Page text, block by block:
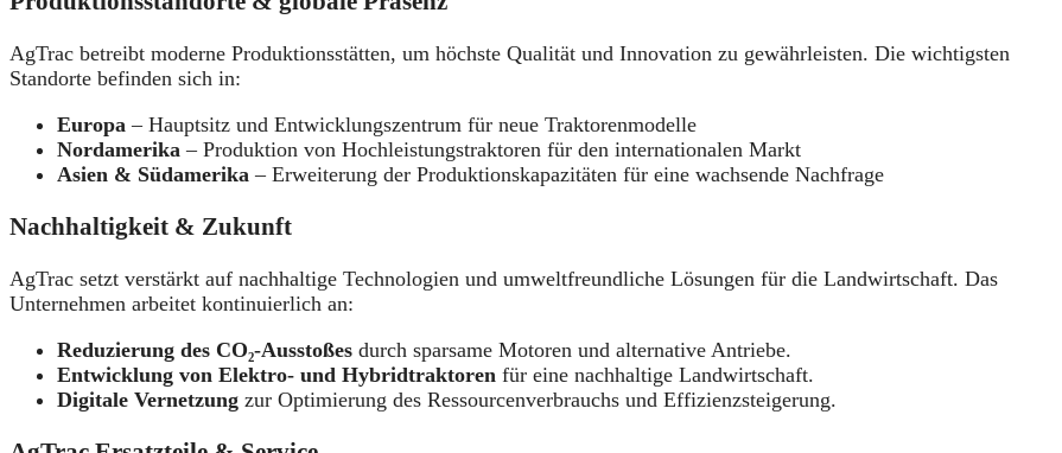
AgTrac betreibt moderne Produktionsstätten, um höchste Qualität und Innovation zu gewährleisten. Die wichtigsten
Standorte befinden sich in:
Europa – Hauptsitz und Entwicklungszentrum für neue Traktorenmodelle
Nordamerika – Produktion von Hochleistungstraktoren für den internationalen Markt
Asien & Südamerika – Erweiterung der Produktionskapazitäten für eine wachsende Nachfrage
Nachhaltigkeit & Zukunft
AgTrac setzt verstärkt auf nachhaltige Technologien und umweltfreundliche Lösungen für die Landwirtschaft. Das
Unternehmen arbeitet kontinuierlich an:
Reduzierung des CO₂-Ausstoßes durch sparsame Motoren und alternative Antriebe.
Entwicklung von Elektro- und Hybridtraktoren für eine nachhaltige Landwirtschaft.
Digitale Vernetzung zur Optimierung des Ressourcenverbrauchs und Effizienzsteigerung.